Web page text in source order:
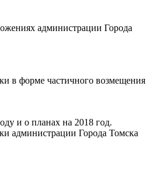
администрации Города
в форме частичного возмещения
и о планах на 2018 год.
администрации Города Томска